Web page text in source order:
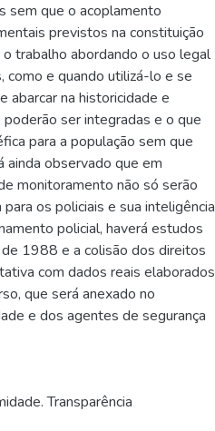
sem que o acoplamento
previstos na constituição
trabalho abordando o uso legal
como e quando utilizá-lo e se
abarcar na historicidade e
ser integradas e o que
para a população sem que
observado que em
monitoramento não só serão
os policiais e sua inteligência
policial, haverá estudos
1988 e a colisão dos direitos
com dados reais elaborados
que será anexado no
e dos agentes de segurança
Transparência